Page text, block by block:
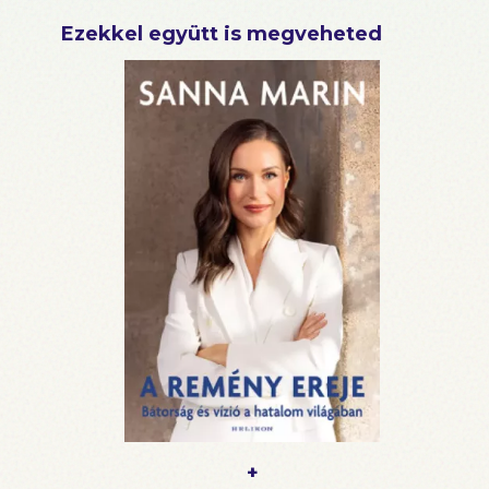
nőbe." - DIANE VON FÜRSTENBERG
Sanna Marint az egész világon ünnepelték, amiért
ilyen fiatalon lett miniszterelnök. Pedig ő nem egy
politikai újonc, és bebizonyította, hogy a jó
kormányzás nem az életkortól függ." - TIME100
SANNA MARIN Finnország leghosszabb ideig
hivatalban lévő női kormányfője, a Finn
Szociáldemokrata Párt egykori elnöke. 2019 és
2023 között regnáló koalíciós kormányának mind
az öt pártját nők vezették, és tizenkilenc
miniszteréből tizenkettő nő volt. Jelenleg
stratégiai tanácsadóként dolgozik elsősorban a
geopolitika, a klímavédelem, a nemek közötti
egyenlőség és a feltörekvő új technológiák
Ezekkel együtt is megveheted
+